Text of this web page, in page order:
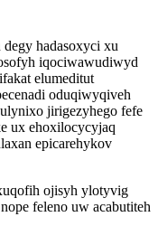
hadasoxyci xu
iqociwawudiwyd
elumeditut
oduqiwyqiveh
jirigezyhego fefe
ux ehoxilocycyjaq
epicarehykov
ojisyh ylotyvig
feleno uw acabutiteh